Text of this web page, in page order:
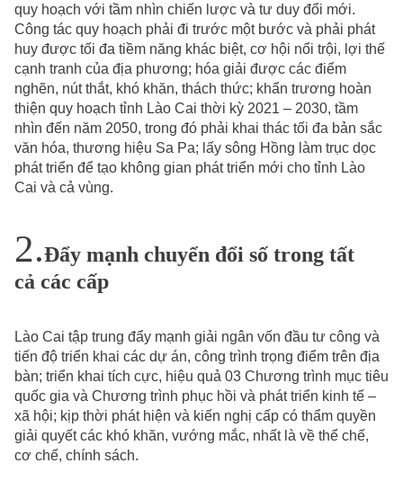
quy hoạch với tầm nhìn chiến lược và tư duy đổi mới.
Công tác quy hoạch phải đi trước một bước và phải phát
huy được tối đa tiềm năng khác biệt, cơ hội nổi trội, lợi thế
cạnh tranh của địa phương; hóa giải được các điểm
nghẽn, nút thắt, khó khăn, thách thức; khẩn trương hoàn
thiện quy hoạch tỉnh Lào Cai thời kỳ 2021 – 2030, tầm
nhìn đến năm 2050, trong đó phải khai thác tối đa bản sắc
văn hóa, thương hiệu Sa Pa; lấy sông Hồng làm trục dọc
phát triển để tạo không gian phát triển mới cho tỉnh Lào
Cai và cả vùng.
Đẩy mạnh chuyển đổi số trong tất
cả các cấp
Lào Cai tập trung đẩy mạnh giải ngân vốn đầu tư công và
tiến độ triển khai các dự án, công trình trọng điểm trên địa
bàn; triển khai tích cực, hiệu quả 03 Chương trình mục tiêu
quốc gia và Chương trình phục hồi và phát triển kinh tế –
xã hội; kịp thời phát hiện và kiến nghị cấp có thẩm quyền
giải quyết các khó khăn, vướng mắc, nhất là về thể chế,
cơ chế, chính sách.